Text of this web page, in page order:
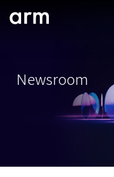
Skip to Footer
サポート
IP サポート
企業様向けFlexible
Armアカウント
ログインしてArmア
Newsroom